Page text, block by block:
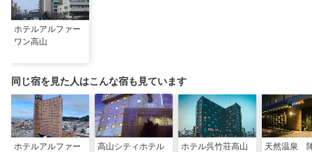
ホテルアルファー
ワン高山
同じ宿を見た人はこんな宿も見ています
ホテルアルファー
高山シティホテル
ホテル呉竹荘高山
天然温泉